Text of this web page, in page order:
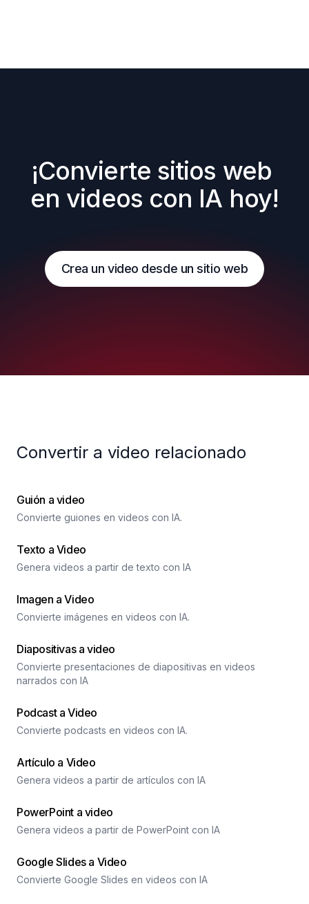
¡Convierte sitios web
en videos con IA hoy!
Crea un video desde un sitio web
Convertir a video relacionado
Guión a video
Convierte guiones en videos con IA.
Texto a Video
Genera videos a partir de texto con IA
Imagen a Video
Convierte imágenes en videos con IA.
Diapositivas a video
Convierte presentaciones de diapositivas en videos
narrados con IA
Podcast a Video
Convierte podcasts en videos con IA.
Artículo a Video
Genera videos a partir de artículos con IA
PowerPoint a video
Genera videos a partir de PowerPoint con IA
Google Slides a Video
Convierte Google Slides en videos con IA